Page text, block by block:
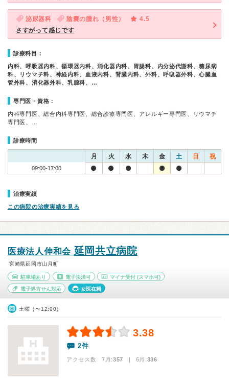
泌尿器科 陰嚢の腫れ（男性）
4.5
さすがって感じです
診療科目：
内科、呼吸器内科、循環器内科、消化器内科、胃腸科、内分泌代謝科、糖尿病
科、リウマチ科、神経内科、血液内科、腎臓内科、外科、呼吸器外科、心臓血
管外科、消化器外科、乳腺科、…
専門医・資格：
内科専門医、総合内科専門医、総合診療専門医、アレルギー専門医、リウマチ
専門医、…
診療時間
月 火 水 木 金 土 日 祝
09:00-17:00
治療実績
この病院の治療実績を見る
医療法人伸和会 延岡共立病院
宮崎県延岡市山月町
駐車場あり 電子決済可 マイナ受付 (スマホ可)
電子処方せん対応 女医在籍
土曜（〜12:00）
3.38
2件
アクセス数 7月:357 | 6月:336